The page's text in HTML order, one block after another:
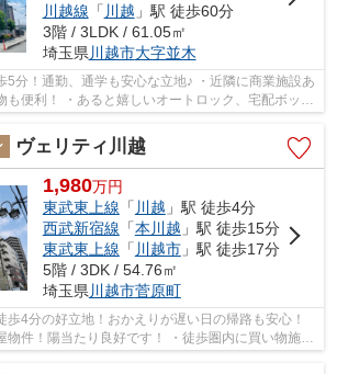
川越線 「 川越 」駅 徒歩60分
3階 / 3LDK / 61.05㎡
埼玉県 川越市大字並木
5分！通勤、通学も安心な立地♪ ・近隣に商業施設あ
も便利！ ・あると嬉しいオートロック、宅配ボック
インターホンなどの昨日...
ヴェリティ川越
1,980万円
東武東上線 「 川越 」駅 徒歩4分
西武新宿線 「本川越 」駅 徒歩15分
東武東上線 「 川越市」駅 徒歩17分
5階 / 3DK / 54.76㎡
埼玉県川越市菅原町
歩4分の好立地！おかえりが遅い日の帰路も安心！
物件！陽当たり良好です！ ・徒歩圏内に買い物施設